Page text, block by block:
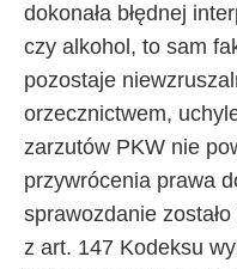
dokonała błędnej
czy alkohol, to sam
pozostaje
orzecznictwem,
zarzutów PKW nie
przywrócenia prawa
sprawozdanie
z art. 147 Kodeksu